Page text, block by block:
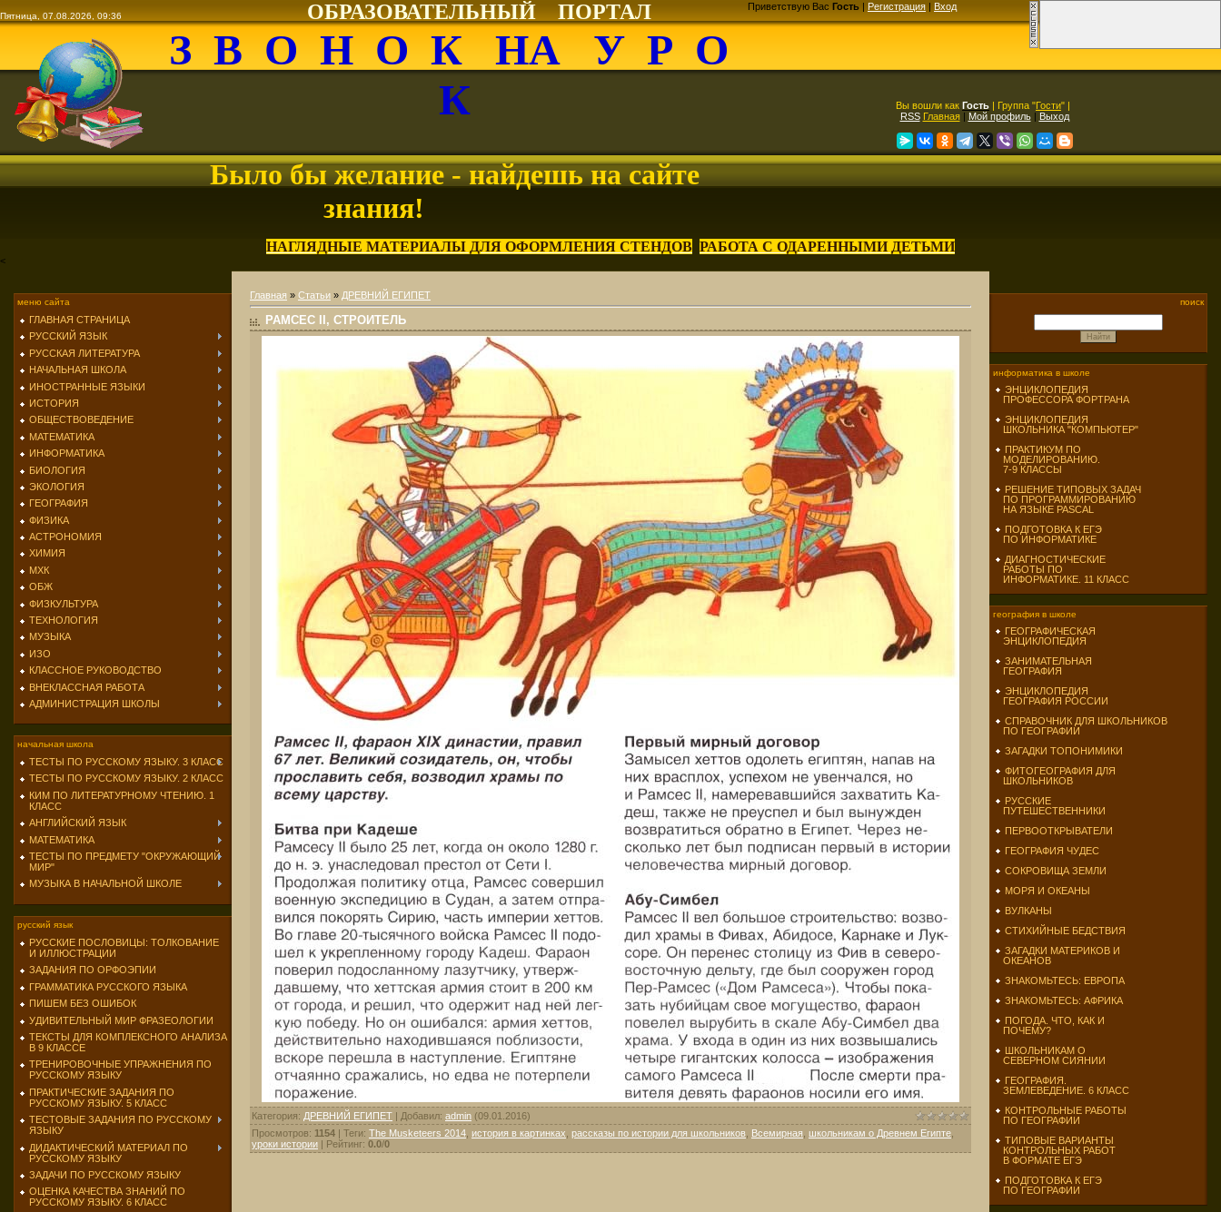
Пятница, 07.08.2026, 09:36 ОБРАЗОВАТЕЛЬНЫЙ ПОРТАЛ Приветствую Вас Гость | Регистрация | Вход
З В О Н О К НА У Р О
К
Было бы желание - найдешь на сайте
знания!
Вы вошли как Гость | Группа "Гости" |
RSS Главная| Мой профиль| Выход
НАГЛЯДНЫЕ МАТЕРИАЛЫ ДЛЯ ОФОРМЛЕНИЯ СТЕНДОВ РАБОТА С ОДАРЕННЫМИ ДЕТЬМИ
<
меню сайта
ГЛАВНАЯ СТРАНИЦА
РУССКИЙ ЯЗЫК
РУССКАЯ ЛИТЕРАТУРА
НАЧАЛЬНАЯ ШКОЛА
ИНОСТРАННЫЕ ЯЗЫКИ
ИСТОРИЯ
ОБЩЕСТВОВЕДЕНИЕ
МАТЕМАТИКА
ИНФОРМАТИКА
БИОЛОГИЯ
ЭКОЛОГИЯ
ГЕОГРАФИЯ
ФИЗИКА
АСТРОНОМИЯ
ХИМИЯ
МХК
ОБЖ
ФИЗКУЛЬТУРА
ТЕХНОЛОГИЯ
МУЗЫКА
ИЗО
КЛАССНОЕ РУКОВОДСТВО
ВНЕКЛАССНАЯ РАБОТА
АДМИНИСТРАЦИЯ ШКОЛЫ
начальная школа
ТЕСТЫ ПО РУССКОМУ ЯЗЫКУ. 3 КЛАСС
ТЕСТЫ ПО РУССКОМУ ЯЗЫКУ. 2 КЛАСС
КИМ ПО ЛИТЕРАТУРНОМУ ЧТЕНИЮ. 1
КЛАСС
АНГЛИЙСКИЙ ЯЗЫК
МАТЕМАТИКА
ТЕСТЫ ПО ПРЕДМЕТУ "ОКРУЖАЮЩИЙ
МИР"
МУЗЫКА В НАЧАЛЬНОЙ ШКОЛЕ
русский язык
РУССКИЕ ПОСЛОВИЦЫ: ТОЛКОВАНИЕ
И ИЛЛЮСТРАЦИИ
ЗАДАНИЯ ПО ОРФОЭПИИ
ГРАММАТИКА РУССКОГО ЯЗЫКА
ПИШЕМ БЕЗ ОШИБОК
УДИВИТЕЛЬНЫЙ МИР ФРАЗЕОЛОГИИ
ТЕКСТЫ ДЛЯ КОМПЛЕКСНОГО АНАЛИЗА
В 9 КЛАССЕ
ТРЕНИРОВОЧНЫЕ УПРАЖНЕНИЯ ПО
РУССКОМУ ЯЗЫКУ
ПРАКТИЧЕСКИЕ ЗАДАНИЯ ПО
РУССКОМУ ЯЗЫКУ. 5 КЛАСС
ТЕСТОВЫЕ ЗАДАНИЯ ПО РУССКОМУ
ЯЗЫКУ
ДИДАКТИЧЕСКИЙ МАТЕРИАЛ ПО
РУССКОМУ ЯЗЫКУ
ЗАДАЧИ ПО РУССКОМУ ЯЗЫКУ
ОЦЕНКА КАЧЕСТВА ЗНАНИЙ ПО
РУССКОМУ ЯЗЫКУ. 6 КЛАСС
Главная » Статьи » ДРЕВНИЙ ЕГИПЕТ
РАМСЕС II, СТРОИТЕЛЬ
Категория: ДРЕВНИЙ ЕГИПЕТ | Добавил: admin (09.01.2016)
Просмотров: 1154 | Теги: The Musketeers 2014 история в картинках рассказы по истории для школьников Всемирная школьникам о Древнем Египте
уроки истории | Рейтинг: 0.0/0
поиск
информатика в школе
ЭНЦИКЛОПЕДИЯ
ПРОФЕССОРА ФОРТРАНА
ЭНЦИКЛОПЕДИЯ
ШКОЛЬНИКА "КОМПЬЮТЕР"
ПРАКТИКУМ ПО
МОДЕЛИРОВАНИЮ.
7-9 КЛАССЫ
РЕШЕНИЕ ТИПОВЫХ ЗАДАЧ
ПО ПРОГРАММИРОВАНИЮ
НА ЯЗЫКЕ PASCAL
ПОДГОТОВКА К ЕГЭ
ПО ИНФОРМАТИКЕ
ДИАГНОСТИЧЕСКИЕ
РАБОТЫ ПО
ИНФОРМАТИКЕ. 11 КЛАСС
география в школе
ГЕОГРАФИЧЕСКАЯ
ЭНЦИКЛОПЕДИЯ
ЗАНИМАТЕЛЬНАЯ
ГЕОГРАФИЯ
ЭНЦИКЛОПЕДИЯ
ГЕОГРАФИЯ РОССИИ
СПРАВОЧНИК ДЛЯ ШКОЛЬНИКОВ
ПО ГЕОГРАФИИ
ЗАГАДКИ ТОПОНИМИКИ
ФИТОГЕОГРАФИЯ ДЛЯ
ШКОЛЬНИКОВ
РУССКИЕ
ПУТЕШЕСТВЕННИКИ
ПЕРВООТКРЫВАТЕЛИ
ГЕОГРАФИЯ ЧУДЕС
СОКРОВИЩА ЗЕМЛИ
МОРЯ И ОКЕАНЫ
ВУЛКАНЫ
СТИХИЙНЫЕ БЕДСТВИЯ
ЗАГАДКИ МАТЕРИКОВ И
ОКЕАНОВ
ЗНАКОМЬТЕСЬ: ЕВРОПА
ЗНАКОМЬТЕСЬ: АФРИКА
ПОГОДА. ЧТО, КАК И
ПОЧЕМУ?
ШКОЛЬНИКАМ О
СЕВЕРНОМ СИЯНИИ
ГЕОГРАФИЯ.
ЗЕМЛЕВЕДЕНИЕ. 6 КЛАСС
КОНТРОЛЬНЫЕ РАБОТЫ
ПО ГЕОГРАФИИ
ТИПОВЫЕ ВАРИАНТЫ
КОНТРОЛЬНЫХ РАБОТ
В ФОРМАТЕ ЕГЭ
ПОДГОТОВКА К ЕГЭ
ПО ГЕОГРАФИИ